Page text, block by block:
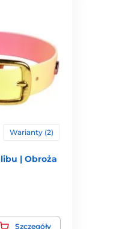
Warianty (2)
| Obroża
Szczegóły